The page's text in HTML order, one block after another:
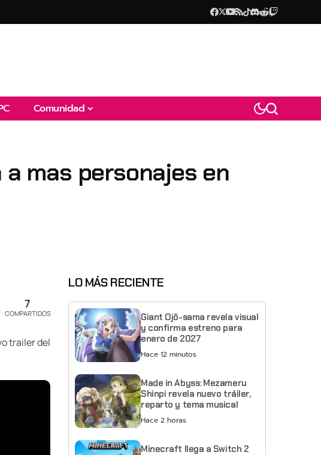
Comunidad
mas personajes en
7
COMPARTIDOS
trailer del
LO MÁS RECIENTE
Giant Ojō-sama revela visual
y confirma estreno para
enero de 2027
Hace 12 minutos
Made in Abyss: Mezameru
Shinpi revela nuevo tráiler,
reparto y tema musical
Hace 2 horas
Minecraft llega a Switch 2